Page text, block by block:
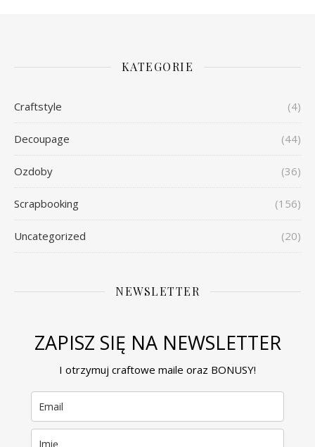
KATEGORIE
Craftstyle (4)
Decoupage (44)
Ozdoby (36)
Scrapbooking (156)
Uncategorized (20)
NEWSLETTER
ZAPISZ SIĘ NA NEWSLETTER
I otrzymuj craftowe maile oraz BONUSY!